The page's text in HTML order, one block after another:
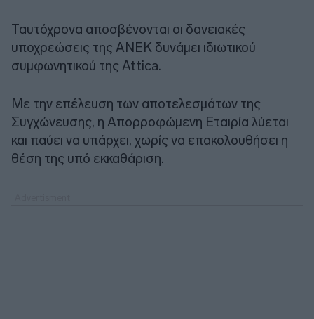
Ταυτόχρονα αποσβένονται οι δανειακές
υποχρεώσεις της ANEK δυνάμει ιδιωτικού
συμφωνητικού της Attica.
Με την επέλευση των αποτελεσμάτων της
Συγχώνευσης, η Απορροφώμενη Εταιρία λύεται
και παύει να υπάρχει, χωρίς να επακολουθήσει η
θέση της υπό εκκαθάριση.